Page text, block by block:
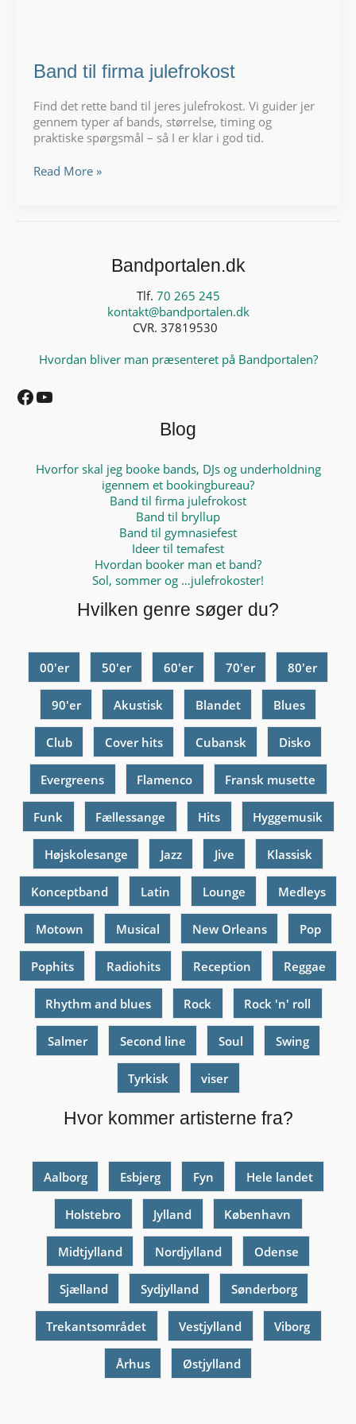
Band til firma julefrokost
Find det rette band til jeres julefrokost. Vi guider jer
gennem typer af bands, størrelse, timing og
praktiske spørgsmål – så I er klar i god tid.
Band
Read More »
Bandportalen.dk
Tlf. 70 265 245
kontakt@bandportalen.dk
CVR. 37819530
Hvordan bliver man præsenteret på Bandportalen?
Facebook
Blog
Hvorfor skal jeg booke bands, DJs og underholdning
igennem et bookingbureau?
Band til firma julefrokost
Band til bryllup
Band til gymnasiefest
Ideer til temafest
Hvordan booker man et band?
Sol, sommer og …julefrokoster!
Hvilken genre søger du?
00'er 50'er 60'er 70'er 80'er
90'er Akustisk Blandet Blues
Club Cover hits Cubansk Disko
Evergreens Flamenco Fransk musette
Funk Fællessange Hits Hyggemusik
Højskolesange Jazz Jive Klassisk
Konceptband Latin Lounge Medleys
Motown Musical New Orleans Pop
Pophits Radiohits Reception Reggae
Rhythm and blues Rock Rock 'n' roll
Salmer Second line Soul Swing
Tyrkisk viser
Hvor kommer artisterne fra?
Aalborg Esbjerg Fyn Hele landet
Holstebro Jylland København
Midtjylland Nordjylland Odense
Sjælland Sydjylland Sønderborg
Trekantsområdet Vestjylland Viborg
Århus Østjylland